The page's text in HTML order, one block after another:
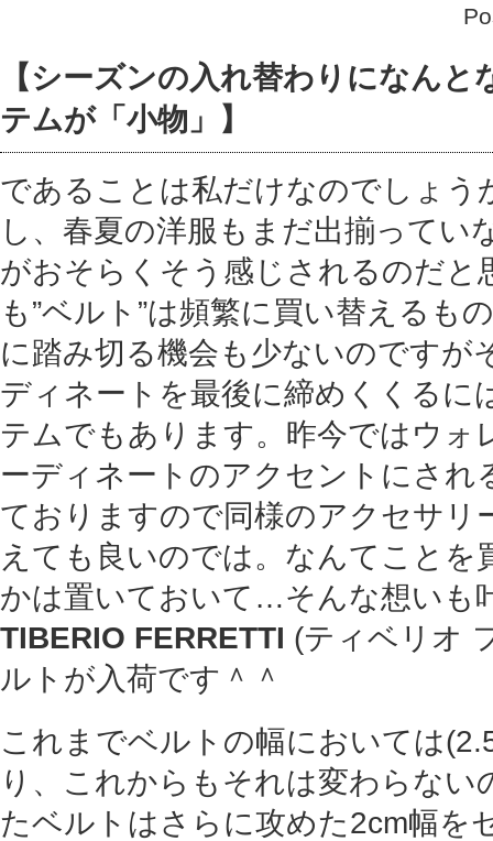
【シーズンの入れ替わりになん
テムが「小物」】
であることは私だけなのでしょう
し、春夏の洋服もまだ出揃ってい
がおそらくそう感じされるのだと
も”ベルト”は頻繁に買い替えるも
に踏み切る機会も少ないのですが
ディネートを最後に締めくくるに
テムでもあります。昨今ではウォ
ーディネートのアクセントにされ
ておりますので同様のアクセサリ
えても良いのでは。なんてことを
かは置いておいて…そんな想いも
TIBERIO FERRETTI (ティベリオ
ルトが入荷です＾＾
これまでベルトの幅においては
り、これからもそれは変わらない
たベルトはさらに攻めた2cm幅を